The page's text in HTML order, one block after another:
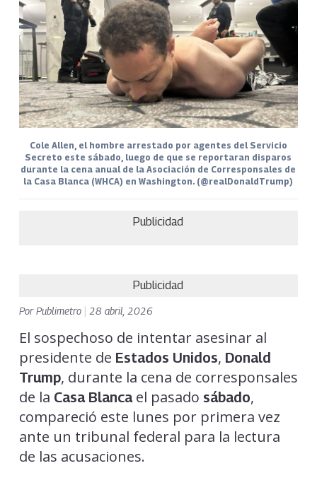
Cole Allen, el hombre arrestado por agentes del Servicio
Secreto este sábado, luego de que se reportaran disparos
durante la cena anual de la Asociación de Corresponsales de
la Casa Blanca (WHCA) en Washington. (@realDonaldTrump)
Publicidad
Publicidad
PorPublimetro 28 abril, 2026
El sospechoso de intentar asesinar al
presidente de Estados Unidos, Donald
Trump, durante la cena de corresponsales
de la Casa Blancael pasado sábado,
compareció este lunes por primera vez
ante un tribunal federal para la lectura
de las acusaciones.